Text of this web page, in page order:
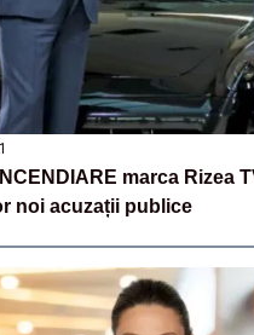
marca Rizea
noi acuzații publice